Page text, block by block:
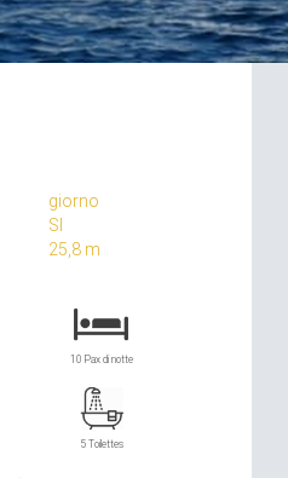
giorno
SI
25,8 m
10 Pax di notte
5 Toilettes